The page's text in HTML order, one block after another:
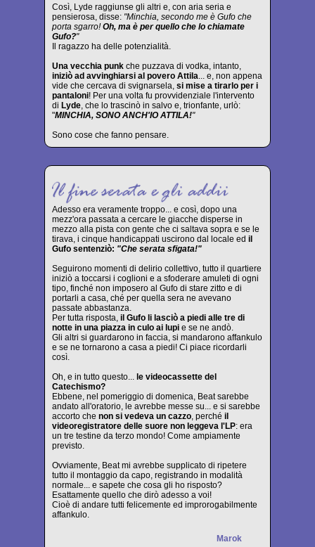
Così, Lyde raggiunse gli altri e, con aria seria e
pensierosa, disse: "Minchia, secondo me è Gufo che
porta sgarro!Oh, ma è per quello che lo chiamate
Gufo?"
Il ragazzo ha delle potenzialità.
Una vecchia punk che puzzava di vodka, intanto,
iniziò ad avvinghiarsi al povero Attila... e, non appena
vide che cercava di svignarsela, si mise a tirarlo per i
pantaloni! Per una volta fu provvidenziale l'intervento
di Lyde, che lo trascinò in salvo e, trionfante, urlò:
"MINCHIA, SONO ANCH'IO ATTILA!"
Sono cose che fanno pensare.
Adesso era veramente troppo... e così, dopo una
mezz'ora passata a cercare le giacche disperse in
mezzo alla pista con gente che ci saltava sopra e se le
tirava, i cinque handicappati uscirono dal locale ed il
Gufo sentenziò: "Che serata sfigata!"
Seguirono momenti di delirio collettivo, tutto il quartiere
iniziò a toccarsi i coglioni e a sfoderare amuleti di ogni
tipo, finché non imposero al Gufo di stare zitto e di
portarli a casa, ché per quella sera ne avevano
passate abbastanza.
Per tutta risposta, il Gufo li lasciò a piedi alle tre di
notte in una piazza in culo ai lupi e se ne andò.
Gli altri si guardarono in faccia, si mandarono affankulo
e se ne tornarono a casa a piedi! Ci piace ricordarli
così.
Oh, e in tutto questo... le videocassette del
Catechismo?
Ebbene, nel pomeriggio di domenica, Beat sarebbe
andato all'oratorio, le avrebbe messe su... e si sarebbe
accorto che non si vedeva un cazzo , perché il
videoregistratore delle suore non leggeva l'LP: era
un tre testine da terzo mondo! Come ampiamente
previsto.
Ovviamente, Beat mi avrebbe supplicato di ripetere
tutto il montaggio da capo, registrando in modalità
normale... e sapete che cosa gli ho risposto?
Esattamente quello che dirò adesso a voi!
Cioè di andare tutti felicemente ed improrogabilmente
affankulo.
Marok